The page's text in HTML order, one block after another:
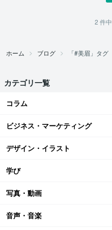
2 件中
ホーム ブログ 「#美眉」タグ
カテゴリ一覧
コラム
ビジネス・マーケティング
デザイン・イラスト
学び
写真・動画
音声・音楽